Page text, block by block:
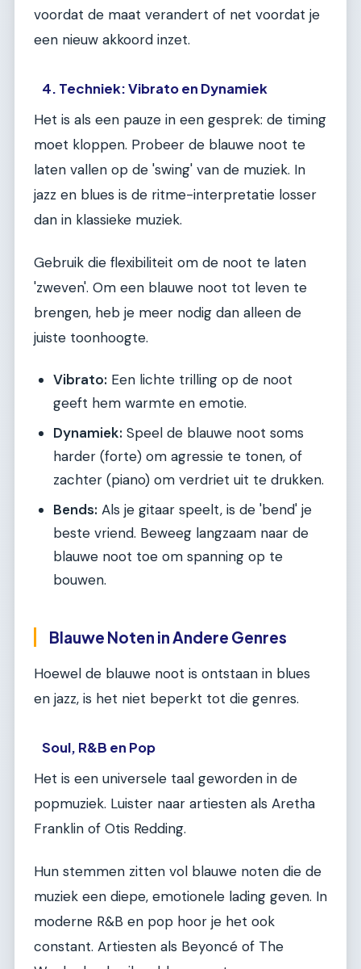
voordat de maat verandert of net voordat je
een nieuw akkoord inzet.
4. Techniek: Vibrato en Dynamiek
Het is als een pauze in een gesprek: de timing
moet kloppen. Probeer de blauwe noot te
laten vallen op de 'swing' van de muziek. In
jazz en blues is de ritme-interpretatie losser
dan in klassieke muziek.
Gebruik die flexibiliteit om de noot te laten
'zweven'. Om een blauwe noot tot leven te
brengen, heb je meer nodig dan alleen de
juiste toonhoogte.
Vibrato: Een lichte trilling op de noot
geeft hem warmte en emotie.
Dynamiek: Speel de blauwe noot soms
harder (forte) om agressie te tonen, of
zachter (piano) om verdriet uit te drukken.
Bends: Als je gitaar speelt, is de 'bend' je
beste vriend. Beweeg langzaam naar de
blauwe noot toe om spanning op te
bouwen.
Blauwe Noten in Andere Genres
Hoewel de blauwe noot is ontstaan in blues
en jazz, is het niet beperkt tot die genres.
Soul, R&B en Pop
Het is een universele taal geworden in de
popmuziek. Luister naar artiesten als Aretha
Franklin of Otis Redding.
Hun stemmen zitten vol blauwe noten die de
muziek een diepe, emotionele lading geven. In
moderne R&B en pop hoor je het ook
constant. Artiesten als Beyoncé of The